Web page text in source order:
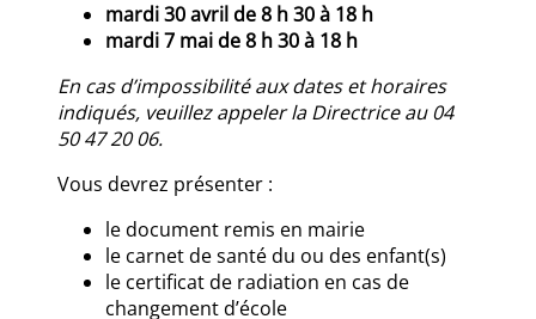
mardi 30 avril de 8 h 30 à 18 h
mardi7 mai de 8 h 30 à 18 h
En cas d’impossibilité aux dates et horaires
indiqués, veuillez appeler la Directrice au 04
50 47 20 06.
Vous devrez présenter :
le document remis en mairie
le carnet de santé du ou des enfant(s)
le certificat de radiation en cas de
changement d’école